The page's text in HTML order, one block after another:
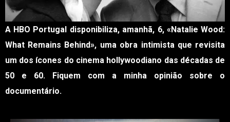
A HBO Portugal disponibiliza, amanhã, 6, «Natalie Wood:
What Remains Behind», uma obra intimista que revisita
um dos ícones do cinema hollywoodiano das décadas de
50 e 60. Fiquem com a minha opinião sobre o
documentário.